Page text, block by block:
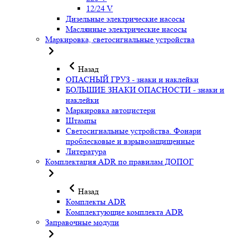
12/24 V
Дизельные электрические насосы
Маслянные электрические насосы
Маркировка, светосигнальные устройства
Назад
ОПАСНЫЙ ГРУЗ - знаки и наклейки
БОЛЬШИЕ ЗНАКИ ОПАСНОСТИ - знаки и
наклейки
Маркировка автоцистерн
Штампы
Светосигнальные устройства. Фонари
проблесковые и взрывозащищенные
Литература
Комплектация ADR по правилам ДОПОГ
Назад
Комплекты ADR
Комплектующие комплекта ADR
Заправочные модули